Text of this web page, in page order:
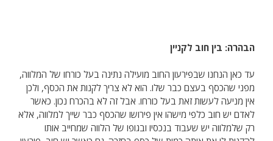
הבהרה: בין חוב לקניין
עד כאן הנחנו שבפירעון החוב מועילה נתינה בעל כורחו של המלווה,
מפני שהכסף בעצם כבר שלו. הוא לא צריך לקנות את הכסף, ולכן
אין מניעה לעשות זאת בעל כורחו. אבל זה לא בהכרח נכון. כאשר
לאדם יש חוב כלפי מישהו אין פירושו שהכסף כבר שייך למלווה, אלא
רק שלמלווה יש שעבוד בנכסיו ובגופו של הלווה שמחייב אותו